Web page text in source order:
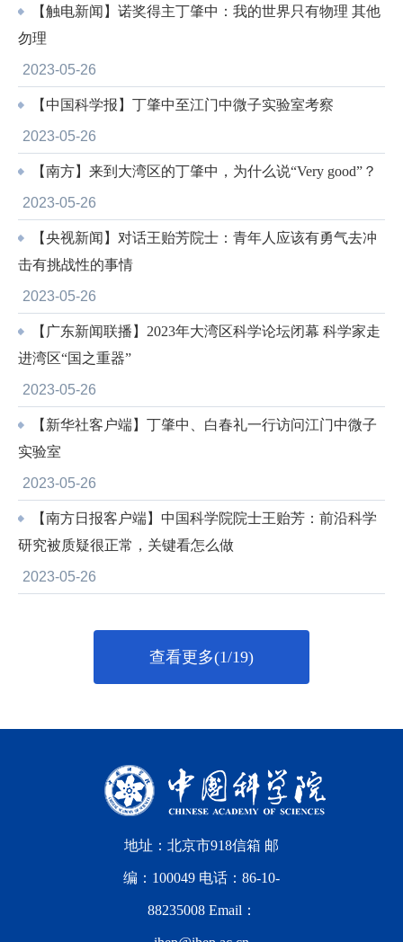
【触电新闻】诺奖得主丁肇中：我的世界只有物理 其他
勿理
2023-05-26
【中国科学报】丁肇中至江门中微子实验室考察
2023-05-26
【南方】来到大湾区的丁肇中，为什么说“Very good”？
2023-05-26
【央视新闻】对话王贻芳院士：青年人应该有勇气去冲
击有挑战性的事情
2023-05-26
【广东新闻联播】2023年大湾区科学论坛闭幕 科学家走
进湾区“国之重器”
2023-05-26
【新华社客户端】丁肇中、白春礼一行访问江门中微子
实验室
2023-05-26
【南方日报客户端】中国科学院院士王贻芳：前沿科学
研究被质疑很正常，关键看怎么做
2023-05-26
查看更多(1/19)
地址：北京市918信箱 邮
编：100049 电话：86-10-
88235008 Email：